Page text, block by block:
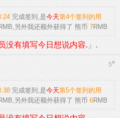
完成签到,是今天第4个签到的用
,另外我还额外获得了 熊币 7RMB
没有填写今日想说内容. 」.
5#
完成签到,是今天第5个签到的用
,另外我还额外获得了 熊币 6RMB